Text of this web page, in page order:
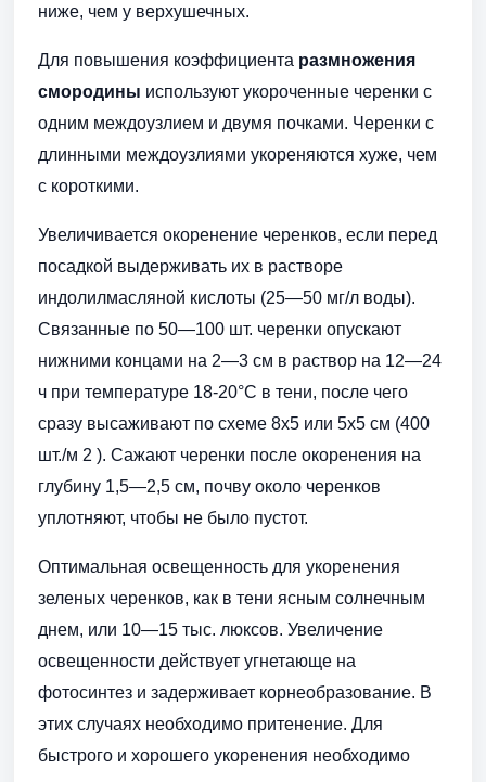
ниже, чем у верхушечных.
Для повышения коэффициента размножения
смородины используют укороченные черенки с
одним междоузлием и двумя почками. Черенки с
длинными междоузлиями укореняются хуже, чем
с короткими.
Увеличивается окоренение черенков, если перед
посадкой выдерживать их в растворе
индолилмасляной кислоты (25—50 мг/л воды).
Связанные по 50—100 шт. черенки опускают
нижними концами на 2—3 см в раствор на 12—24
ч при температуре 18-20°С в тени, после чего
сразу высаживают по схеме 8x5 или 5x5 см (400
шт./м 2 ). Сажают черенки после окоренения на
глубину 1,5—2,5 см, почву около черенков
уплотняют, чтобы не было пустот.
Оптимальная освещенность для укоренения
зеленых черенков, как в тени ясным солнечным
днем, или 10—15 тыс. люксов. Увеличение
освещенности действует угнетающе на
фотосинтез и задерживает корнеобразование. В
этих случаях необходимо притенение. Для
быстрого и хорошего укоренения необходимо